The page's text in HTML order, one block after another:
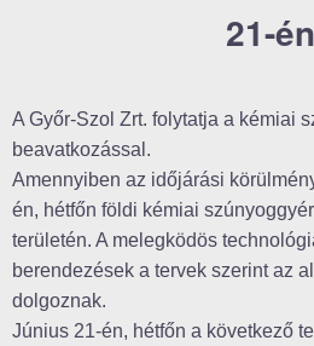
21-én
A Győr-Szol Zrt. folytatja a kémiai
beavatkozással.
Amennyiben az időjárási
én, hétfőn földi kémiai
területén. A melegködös
berendezések a tervek szerint az
dolgoznak.
Június 21-én, hétfőn a következő